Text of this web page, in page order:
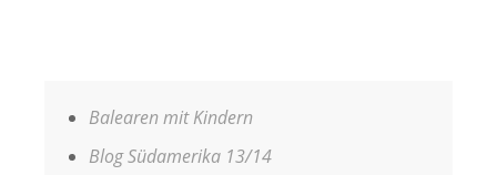
Balearen mit Kindern
Blog Südamerika 13/14